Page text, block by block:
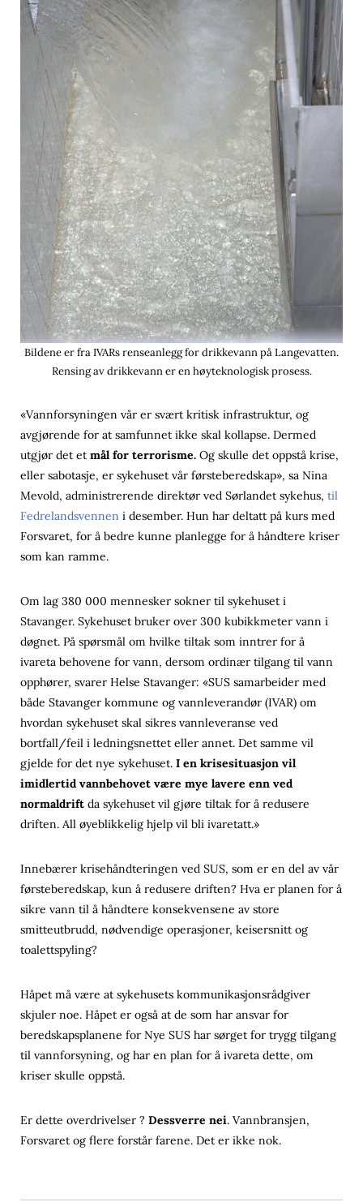
Bildene er fra IVARs renseanlegg for drikkevann på Langevatten.
Rensing av drikkevann er en høyteknologisk prosess.
«Vannforsyningen vår er svært kritisk infrastruktur, og
avgjørende for at samfunnet ikke skal kollapse. Dermed
utgjør det et mål for terrorisme. Og skulle det oppstå krise,
eller sabotasje, er sykehuset vår førsteberedskap», sa Nina
Mevold, administrerende direktør ved Sørlandet sykehus, til
Fedrelandsvennen i desember. Hun har deltatt på kurs med
Forsvaret, for å bedre kunne planlegge for å håndtere kriser
som kan ramme.
Om lag 380 000 mennesker sokner til sykehuset i
Stavanger. Sykehuset bruker over 300 kubikkmeter vann i
døgnet. På spørsmål om hvilke tiltak som inntrer for å
ivareta behovene for vann, dersom ordinær tilgang til vann
opphører, svarer Helse Stavanger: «SUS samarbeider med
både Stavanger kommune og vannleverandør (IVAR) om
hvordan sykehuset skal sikres vannleveranse ved
bortfall/feil i ledningsnettet eller annet. Det samme vil
gjelde for det nye sykehuset. I en krisesituasjon vil
imidlertid vannbehovet være mye lavere enn ved
normaldrift da sykehuset vil gjøre tiltak for å redusere
driften. All øyeblikkelig hjelp vil bli ivaretatt.»
Innebærer krisehåndteringen ved SUS, som er en del av vår
førsteberedskap, kun å redusere driften? Hva er planen for å
sikre vann til å håndtere konsekvensene av store
smitteutbrudd, nødvendige operasjoner, keisersnitt og
toalettspyling?
Håpet må være at sykehusets kommunikasjonsrådgiver
skjuler noe. Håpet er også at de som har ansvar for
beredskapsplanene for Nye SUS har sørget for trygg tilgang
til vannforsyning, og har en plan for å ivareta dette, om
kriser skulle oppstå.
Er dette overdrivelser ? Dessverre nei. Vannbransjen,
Forsvaret og flere forstår farene. Det er ikke nok.